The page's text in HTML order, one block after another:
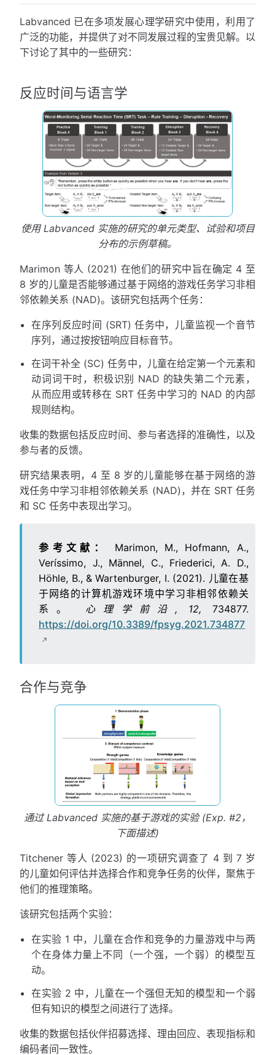
Labvanced 已在多项发展心理学研究中使用，利用了
广泛的功能，并提供了对不同发展过程的宝贵见解。以
下讨论了其中的一些研究：
反应时间与语言学
使用 Labvanced 实施的研究的单元类型、试验和项目
分布的示例草稿。
Marimon 等人 (2021) 在他们的研究中旨在确定 4 至
8 岁的儿童是否能够通过基于网络的游戏任务学习非相
邻依赖关系 (NAD)。该研究包括两个任务：
在序列反应时间 (SRT) 任务中，儿童监视一个音节
序列，通过按按钮响应目标音节。
在词干补全 (SC) 任务中，儿童在给定第一个元素和
动词词干时，积极识别 NAD 的缺失第二个元素，
从而应用或转移在 SRT 任务中学习的 NAD 的内部
规则结构。
收集的数据包括反应时间、参与者选择的准确性，以及
参与者的反馈。
研究结果表明，4 至 8 岁的儿童能够在基于网络的游
戏任务中学习非相邻依赖关系 (NAD)，并在 SRT 任务
和 SC 任务中表现出学习。
参考文献：
Marimon, M., Hofmann, A.,
Veríssimo, J., Männel, C., Friederici, A. D.,
Höhle, B., & Wartenburger, I. (2021). 儿童在基
于网络的计算机游戏环境中学习非相邻依赖关
系。 心理学前沿, 12, 734877.
https://doi.org/10.3389/fpsyg.2021.734877
合作与竞争
通过 Labvanced 实施的基于游戏的实验 (Exp. #2，
下面描述)
Titchener 等人 (2023) 的一项研究调查了 4 到 7 岁
的儿童如何评估并选择合作和竞争任务的伙伴，聚焦于
他们的推理策略。
该研究包括两个实验：
在实验 1 中，儿童在合作和竞争的力量游戏中与两
个在身体力量上不同（一个强，一个弱）的模型互
动。
在实验 2 中，儿童在一个强但无知的模型和一个弱
但有知识的模型之间进行了选择。
收集的数据包括伙伴招募选择、理由回应、表现指标和
编码者间一致性。